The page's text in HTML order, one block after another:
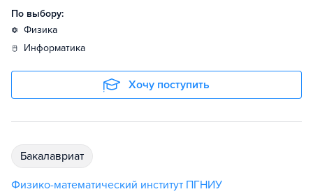
По выбору:
физика
информатика
Хочу поступить
бакалавриат
Физико-математический институт ПГНИУ